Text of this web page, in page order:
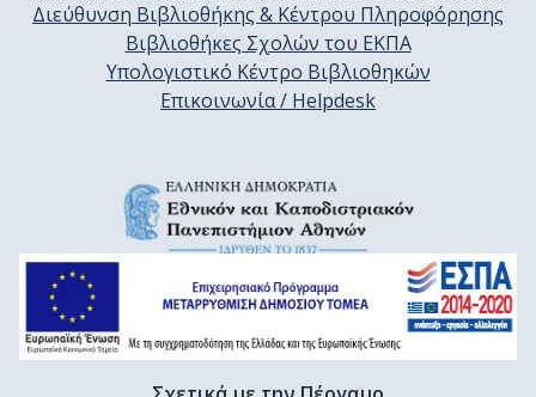
Διεύθυνση Βιβλιοθήκης & Κέντρου Πληροφόρησης
Βιβλιοθήκες Σχολών του ΕΚΠΑ
Υπολογιστικό Κέντρο Βιβλιοθηκών
Επικοινωνία / Helpdesk